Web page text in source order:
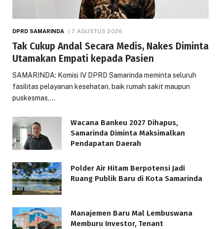
DPRD SAMARINDA 7 AGUSTUS 2026
Tak Cukup Andal Secara Medis, Nakes Diminta
Utamakan Empati kepada Pasien
SAMARINDA: Komisi IV DPRD Samarinda meminta seluruh
fasilitas pelayanan kesehatan, baik rumah sakit maupun
puskesmas,…
Wacana Bankeu 2027 Dihapus,
Samarinda Diminta Maksimalkan
Pendapatan Daerah
Polder Air Hitam Berpotensi Jadi
Ruang Publik Baru di Kota Samarinda
Manajemen Baru Mal Lembuswana
Memburu Investor, Tenant